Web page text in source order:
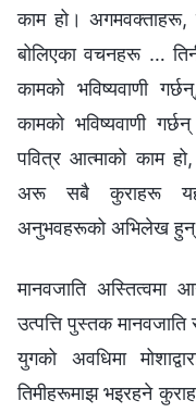
काम हो। अगमवक्ताहरू,
बोलिएका वचनहरू …
कामको भविष्यवाणी
कामको भविष्यवाणी
पवित्र आत्माको काम
अरू सबै कुराहरू
अनुभवहरूको अभिलेख
मानवजाति अस्तित्वमा
उत्पत्ति पुस्तक मानवजाति
युगको अवधिमा
तिमीहरूमाझ भइरहने